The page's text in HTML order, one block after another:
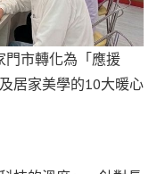
門市轉化為「應援
居家美學的10大暖心